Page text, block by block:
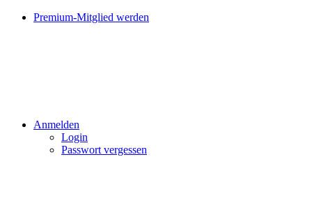
Premium-Mitglied werden
Anmelden
Login
Passwort vergessen